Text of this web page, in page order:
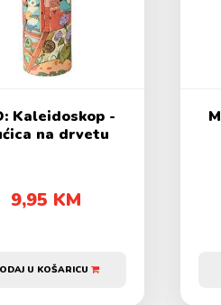
Kaleidoskop -
na drvetu
9,95 KM
U KOŠARICU